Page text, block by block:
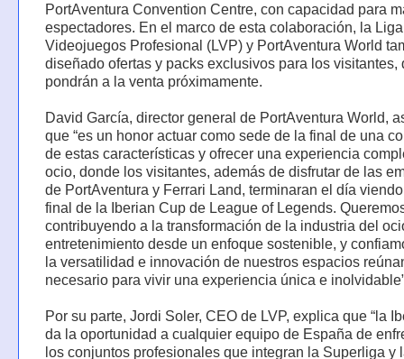
PortAventura Convention Centre, con capacidad para
espectadores. En el marco de esta colaboración, la
Videojuegos Profesional (LVP) y PortAventura World
diseñado ofertas y packs exclusivos para los visitantes,
pondrán a la venta próximamente.
David García, director general de PortAventura World,
que “es un honor actuar como sede de la final de una
de estas características y ofrecer una experiencia
ocio, donde los visitantes, además de disfrutar de las
de PortAventura y Ferrari Land, terminaran el día
final de la Iberian Cup de League of Legends.
contribuyendo a la transformación de la industria del
entretenimiento desde un enfoque sostenible, y
la versatilidad e innovación de nuestros espacios
necesario para vivir una experiencia única e
Por su parte, Jordi Soler, CEO de LVP, explica que “la
da la oportunidad a cualquier equipo de España de
los conjuntos profesionales que integran la Superliga y